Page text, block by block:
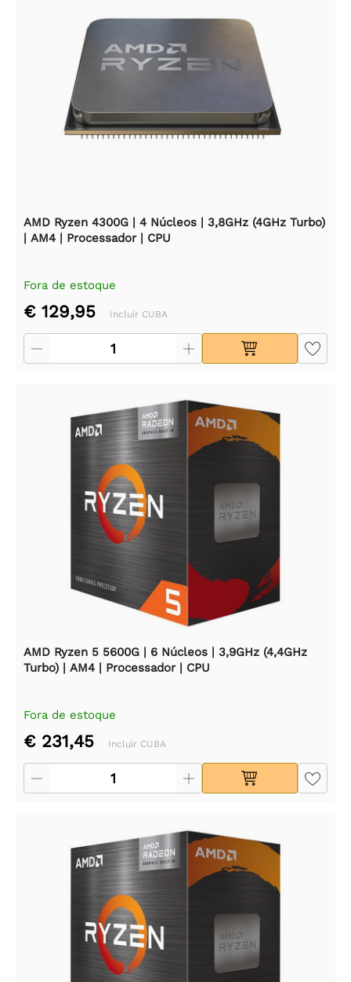
AMD Ryzen 4300G | 4 Núcleos | 3,8GHz (4GHz Turbo)
| AM4 | Processador | CPU
Fora de estoque
€ 129,95 Incluir CUBA
AMD Ryzen 5 5600G | 6 Núcleos | 3,9GHz (4,4GHz
Turbo) | AM4 | Processador | CPU
Fora de estoque
€ 231,45 Incluir CUBA